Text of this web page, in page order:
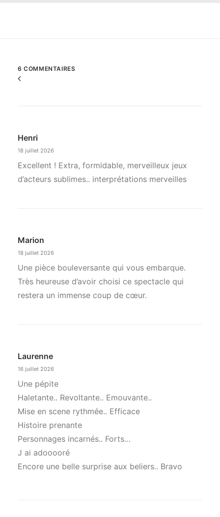
6 COMMENTAIRES
Commenter
Henri
18 juillet 2026
Excellent ! Extra, formidable, merveilleux jeux
d’acteurs sublimes.. interprétations merveilles
Marion
18 juillet 2026
Une pièce bouleversante qui vous embarque.
Très heureuse d’avoir choisi ce spectacle qui
restera un immense coup de cœur.
Laurenne
16 juillet 2026
Une pépite
Haletante.. Revoltante.. Emouvante..
Mise en scene rythmée.. Efficace
Histoire prenante
Personnages incarnés.. Forts…
J ai adooooré
Encore une belle surprise aux beliers.. Bravo